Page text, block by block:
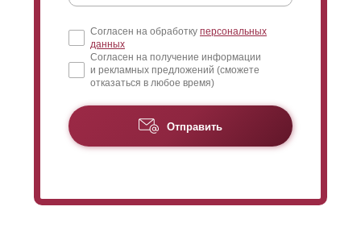
Согласен на обработку персональных
данных
Согласен на получение информации
и рекламных предложений (сможете
отказаться в любое время)
Отправить